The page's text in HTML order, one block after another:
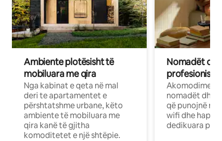
Ambiente plotësisht të
mobiluara me qira
Nga kabinat e qeta në mal
deri te apartamentet e
përshtatshme urbane, këto
ambiente të mobiluara me
qira kanë të gjitha
komoditetet e një shtëpie.
Nomadët
Akomodime
nomadët dhe
që punojnë në
wifi dhe
dedikuara